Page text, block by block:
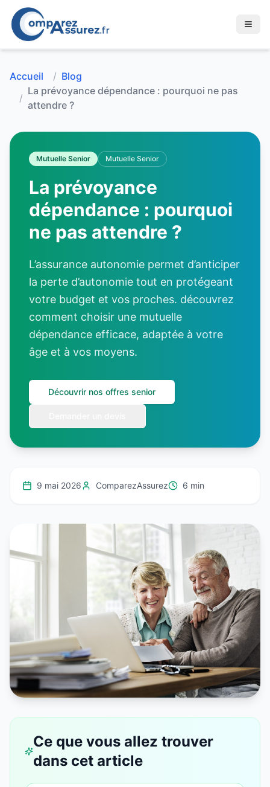
Accueil / Blog
/
La prévoyance dépendance : pourquoi ne pas
attendre ?
Mutuelle Senior Mutuelle Senior
La prévoyance
dépendance : pourquoi
ne pas attendre ?
L’assurance autonomie permet d’anticiper
la perte d’autonomie tout en protégeant
votre budget et vos proches. découvrez
comment choisir une mutuelle
dépendance efficace, adaptée à votre
âge et à vos moyens.
Découvrir nos offres senior
9 mai 2026 ComparezAssurez 6 min
Ce que vous allez trouver
dans cet article